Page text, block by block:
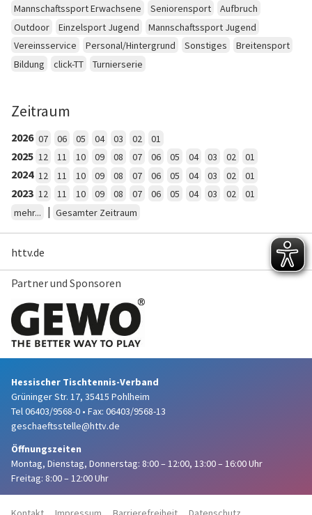
Mannschaftssport Erwachsene
Seniorensport
Aufbruch
Outdoor
Einzelsport Jugend
Mannschaftssport Jugend
Vereinsservice
Personal/Hintergrund Sonstiges
Breitensport
Bildung
click-TT Turnierserie
Zeitraum
2026 07 06 05 04 03 02 01
2025 12 11 10 09 08 07 06 05 04 03 02 01
2024 12 11 10 09 08 07 06 05 04 03 02 01
2023 12 11 10 09 08 07 06 05 04 03 02
01
mehr...
| Gesamter Zeitraum
httv.de
Partner und Sponsoren
Hessischer Tischtennis-Verband
Grüninger Str. 17, 35415 Pohlheim
Tel 06403/9568-0 • Fax: 06403/9568-13
geschaeftsstelle@httv.de
Öffnungszeiten
Montag, Dienstag, Donnerstag: 8:00 – 12:00, 13:00 – 16:00 Uhr
Freitag: 8:00 – 12:00 Uhr